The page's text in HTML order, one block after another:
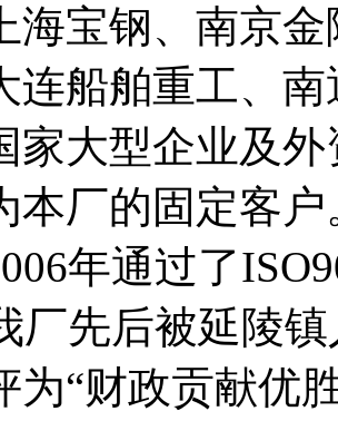
海宝钢、南京
连船舶重工、
家大型企业及
本厂的固定客
年通过了
厂先后被延陵
为“财政贡献优